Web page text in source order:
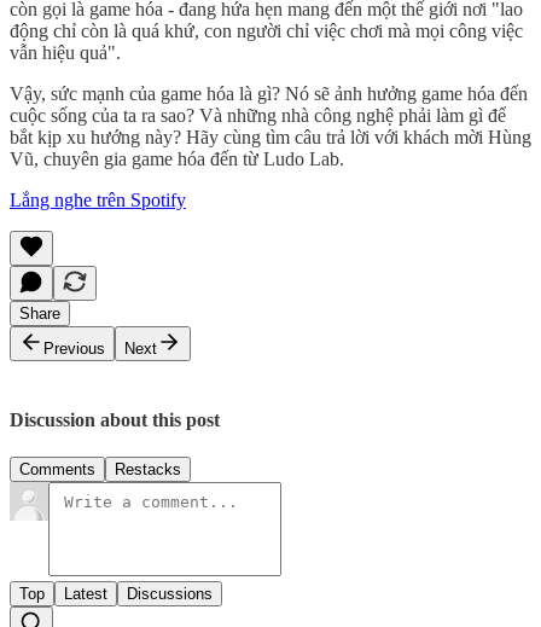
còn gọi là game hóa - đang hứa hẹn mang đến một thế giới nơi "lao
động chỉ còn là quá khứ, con người chỉ việc chơi mà mọi công việc
vẫn hiệu quả".
Vậy, sức mạnh của game hóa là gì? Nó sẽ ảnh hưởng game hóa đến
cuộc sống của ta ra sao? Và những nhà công nghệ phải làm gì để
bắt kịp xu hướng này? Hãy cùng tìm câu trả lời với khách mời Hùng
Vũ, chuyên gia game hóa đến từ Ludo Lab.
Lắng nghe trên Spotify
Share
Previous
Next
Discussion about this post
Comments Restacks
Top Latest Discussions